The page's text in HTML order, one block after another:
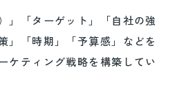
」「ターゲット」「自社の強
」「時期」「予算感」などを
ケティング戦略を構築してい